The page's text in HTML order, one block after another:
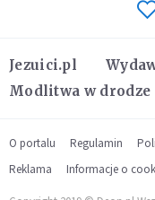
Jezuici.pl
Modlitwa w drodze
O portalu Regulamin
Reklama
Informacje o